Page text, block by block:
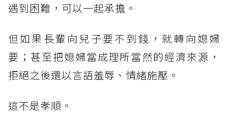
遇到困難，可以一起承擔。
但如果長輩向兒子要不到錢，就轉向媳婦
要；甚至把媳婦當成理所當然的經濟來源，
拒絕之後還以言語羞辱、情緒施壓。
這不是孝順。